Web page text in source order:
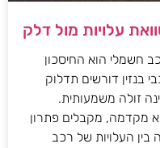
עלויות מול דלק
חשמלי הוא החיסכון
בנזין דורשים תדלוק
זולה משמעותית.
מקדמה, מקבלים פתרון
העלויות של רכב